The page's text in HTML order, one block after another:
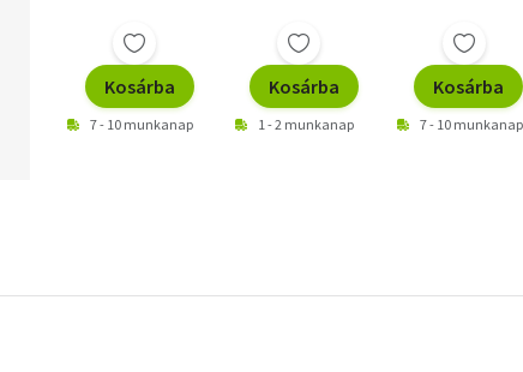
Kosárba
7 - 10 munkanap
Kosárba
1 - 2 munkanap
Kosárba
7 - 10 munkanap